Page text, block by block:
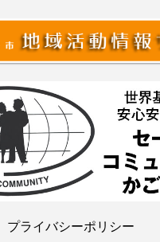
プライバシーポリシー